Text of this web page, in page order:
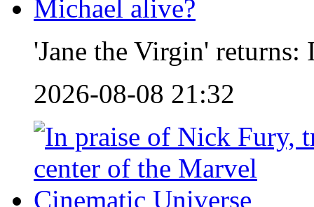
'Jane the Virgin' returns:
2026-08-08 21:32